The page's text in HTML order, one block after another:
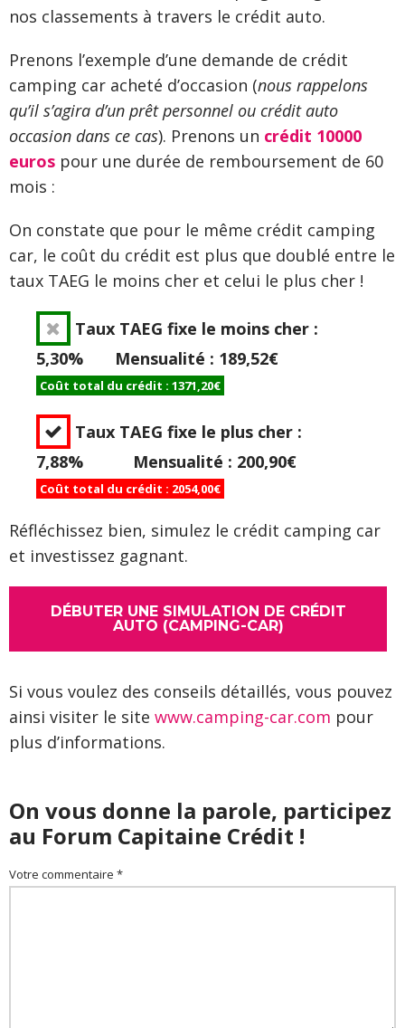
nos classements à travers le crédit auto.
Prenons l’exemple d’une demande de crédit
camping car acheté d’occasion (nous rappelons
qu’il s’agira d’un prêt personnel ou crédit auto
occasion dans ce cas). Prenons un crédit 10000
euros pour une durée de remboursement de 60
mois :
On constate que pour le même crédit camping
car, le coût du crédit est plus que doublé entre le
taux TAEG le moins cher et celui le plus cher !
Taux TAEG fixe le moins cher :
5,30% Mensualité : 189,52€
Coût total du crédit : 1371,20€
Taux TAEG fixe le plus cher :
7,88% Mensualité : 200,90€
Coût total du crédit : 2054,00€
Réfléchissez bien, simulez le crédit camping car
et investissez gagnant.
DÉBUTER UNE SIMULATION DE CRÉDIT
AUTO (CAMPING-CAR)
Si vous voulez des conseils détaillés, vous pouvez
ainsi visiter le site www.camping-car.com pour
plus d’informations.
On vous donne la parole, participez
au Forum Capitaine Crédit !
Votre commentaire *